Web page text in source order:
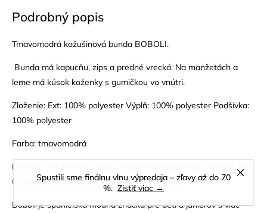
Spustili sme finálnu vlnu výpredaja – zľavy až do 70
%. Zistiť viac →
Podrobný popis
Tmavomodrá kožušinová bunda BOBOLI.
Bunda má kapucňu, zips a predné vrecká. Na manžetách a
leme má kúsok koženky s gumičkou vo vnútri.
Zloženie: Ext: 100% polyester Výplň: 100% polyester Podšívka:
100% polyester
Farba: tmavomodrá
POKYNY NA PRANIE: Prať v práčke pri maximálnej teplote 30 °
C, nebieliť, sušiť pri zníženej teplote, nežehlit.
Boboli je španielska módna značka pre deti a juniorov s viac